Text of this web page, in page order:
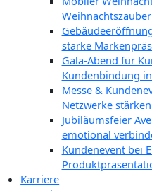
starke
Gala-Abend für
Kundenbindung
Messe &
Netzwerke stärken
Jubiläumsfeier
emotional
Kundenevent bei
Karriere